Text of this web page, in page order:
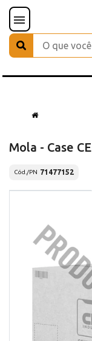
Mola - Case CE
Cód./PN 71477152